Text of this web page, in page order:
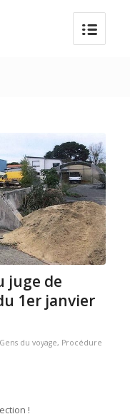
juge de
1er janvier
Gens du voyage, Procédure
!